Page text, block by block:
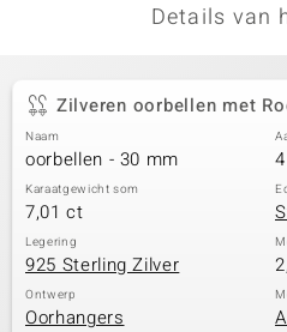
Details van
Zilveren oorbellen met
Naam
oorbellen - 30 mm 4
Karaatgewicht som
7,01 ct
Legering
925 Sterling Zilver
Ontwerp
Oorhangers